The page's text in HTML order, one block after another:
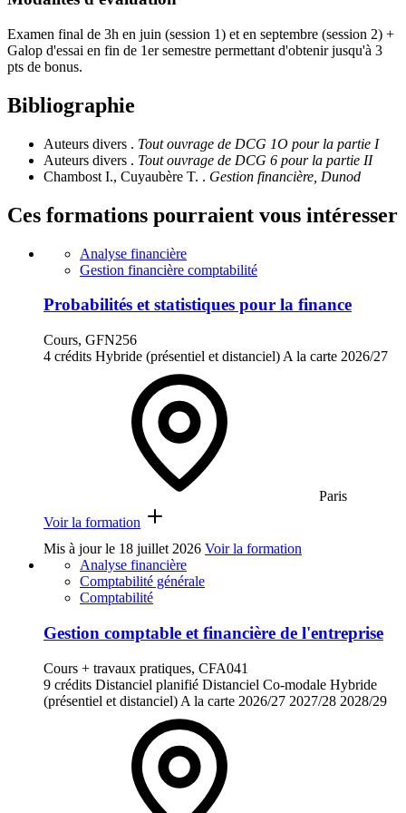
Examen final de 3h en juin (session 1) et en septembre (session 2) +
Galop d'essai en fin de 1er semestre permettant d'obtenir jusqu'à 3
pts de bonus.
Bibliographie
Auteurs divers . Tout ouvrage de DCG 1O pour la partie I
Auteurs divers . Tout ouvrage de DCG 6 pour la partie II
Chambost I., Cuyaubère T. . Gestion financière, Dunod
Ces formations pourraient vous intéresser
Analyse financière
Gestion financière comptabilité
Probabilités et statistiques pour la finance
Cours, GFN256
4 crédits Hybride (présentiel et distanciel) A la carte 2026/27
Paris
Voir la formation
Mis à jour le 18 juillet 2026 Voir la formation
Analyse financière
Comptabilité générale
Comptabilité
Gestion comptable et financière de l'entreprise
Cours + travaux pratiques, CFA041
9 crédits Distanciel planifié Distanciel Co-modale Hybride
(présentiel et distanciel) A la carte 2026/27 2027/28 2028/29